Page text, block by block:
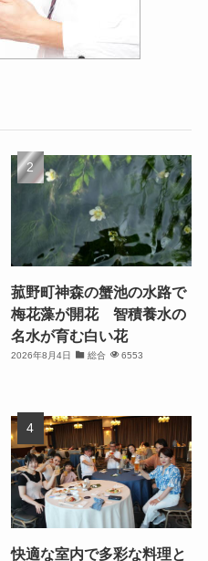
菰野町神森の蟹池の水路で
梅花藻が開花 智積養水の
名水が育む白い花
2026年8月4日 総合 6553
快適な室内で多彩な料理と